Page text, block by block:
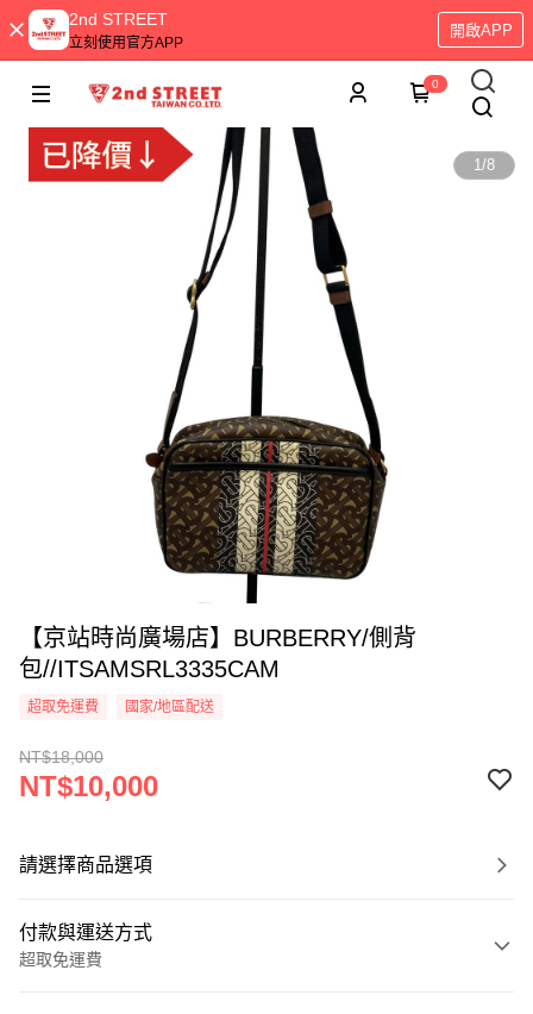
2nd STREET
立刻使用官方APP
開啟APP
0
1/8
【京站時尚廣場店】BURBERRY/側背
包//ITSAMSRL3335CAM
超取免運費 國家/地區配送
NT$18,000
NT$10,000
請選擇商品選項
付款與運送方式
超取免運費